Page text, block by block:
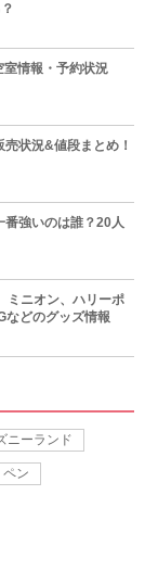
室情報・予約状況
状況&値段まとめ！
番強いのは誰？20人
ミニオン、ハリーポ
などのグッズ情報
ニーランド
ペン